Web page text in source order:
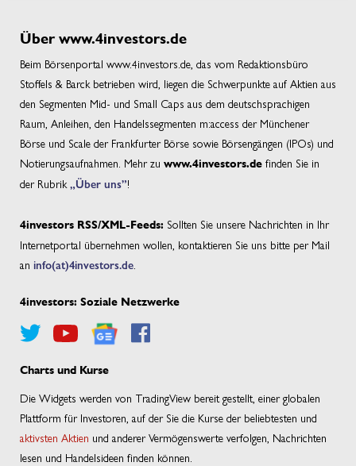
Über www.4investors.de
Beim Börsenportal www.4investors.de, das vom Redaktionsbüro
Stoffels & Barck betrieben wird, liegen die Schwerpunkte auf Aktien aus
den Segmenten Mid- und Small Caps aus dem deutschsprachigen
Raum, Anleihen, den Handelssegmenten m:access der Münchener
Börse und Scale der Frankfurter Börse sowie Börsengängen (IPOs) und
Notierungsaufnahmen. Mehr zu www.4investors.de finden Sie in
der Rubrik „Über uns”!
4investors RSS/XML-Feeds: Sollten Sie unsere Nachrichten in Ihr
Internetportal übernehmen wollen, kontaktieren Sie uns bitte per Mail
an info(at)4investors.de
4investors: Soziale Netzwerke
Charts und Kurse
Die Widgets werden von TradingView bereit gestellt, einer globalen
Plattform für Investoren, auf der Sie die Kurse der beliebtesten und
aktivsten Aktien und anderer Vermögenswerte verfolgen, Nachrichten
lesen und Handelsideen finden können.